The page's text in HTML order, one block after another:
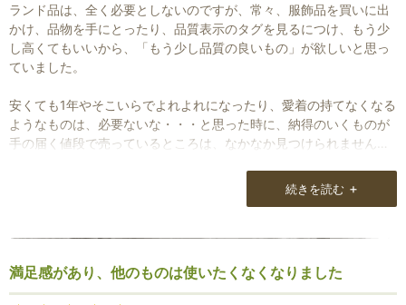
ランド品は、全く必要としないのですが、常々、服飾品を買いに出
かけ、品物を手にとったり、品質表示のタグを見るにつけ、もう少
し高くてもいいから、「もう少し品質の良いもの」が欲しいと思っ
ていました。
安くても1年やそこいらでよれよれになったり、愛着の持てなくなる
ようなものは、必要ないな・・・と思った時に、納得のいくものが
手の届く値段で売っているところは、なかなか見つけられません。
Natural lounge様のストールは身につけていて圧倒的な充実感があ
です。
手で触れて、綿か、麻か、化繊か・・・などが大分わかるようにな
ってきました。
続きを読む +
満足感があり、他のものは使いたくなくなりました